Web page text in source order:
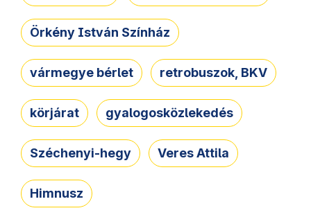
Örkény István Színház
vármegye bérlet retrobuszok, BKV
körjárat gyalogosközlekedés
Széchenyi-hegy Veres Attila
Himnusz